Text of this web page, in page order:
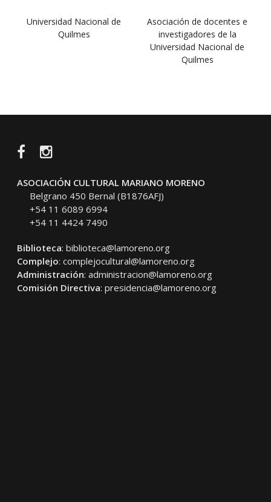
Universidad Nacional de
Quilmes
Asociación de docentes e
investigadores de la
Universidad Nacional de
Quilmes
FacebookInstagram
ASOCIACIÓN CULTURAL MARIANO MORENO
Belgrano 450 Bernal (B1876AFJ)
+54 11 6089 6994
+54 11 4424 7490
Biblioteca: biblioteca@lamoreno.org
Complejo: complejocultural@lamoreno.org
Administración: administracion@lamoreno.org
Comisión Directiva: presidencia@lamoreno.org